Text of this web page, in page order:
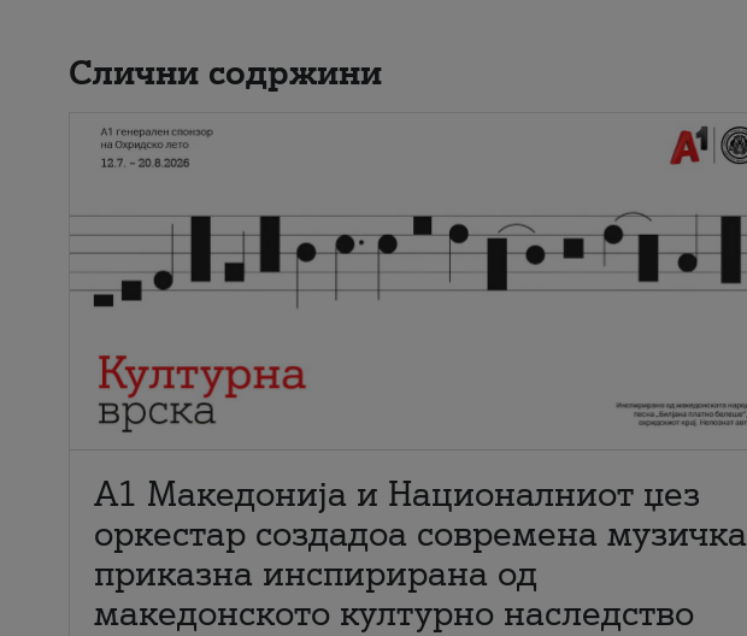
Слични содржини
А1 Македонија и Националниот џез
оркестар создадоа современа музичка
приказна инспирирана од
македонското културно наследство